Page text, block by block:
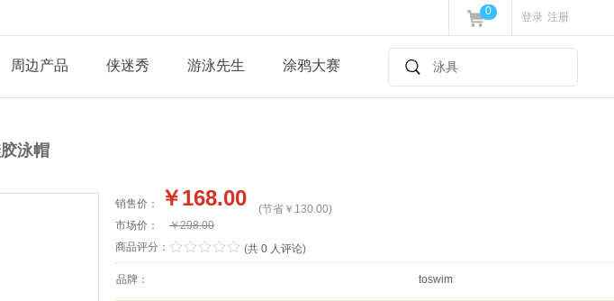
登录 注册
0
周边产品 侠迷秀 游泳先生 涂鸦大赛
泳帽
销售价： ￥168.00
(节省￥130.00)
市场价：
￥298.00
商品评分： / / / / /
. . . . . (共 0 人评论)
品牌： toswim